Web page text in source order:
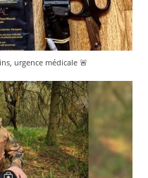
urgence médicale 🚨